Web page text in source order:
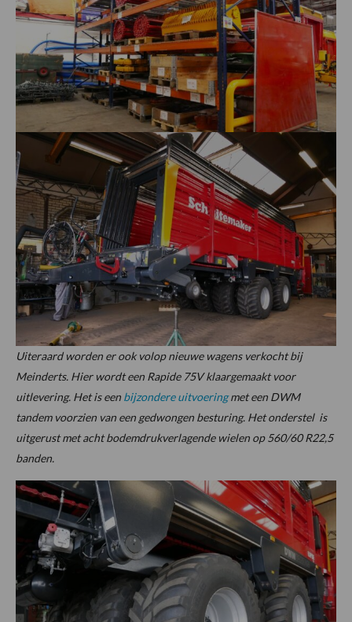
Uiteraard worden er ook volop nieuwe wagens verkocht bij
Meinderts. Hier wordt een Rapide 75V klaargemaakt voor
uitlevering. Het is een bijzondere uitvoeringmet een DWM
tandem voorzien van een gedwongen besturing. Het onderstel is
uitgerust met acht bodemdrukverlagende wielen op 560/60 R22,5
banden.